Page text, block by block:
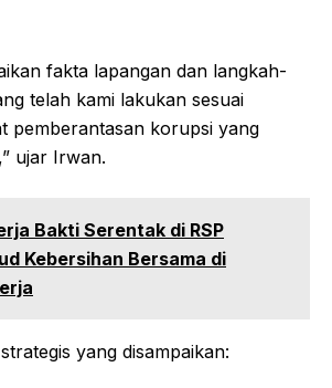
fakta lapangan dan langkah-
telah kami lakukan sesuai
pemberantasan korupsi yang
ujar Irwan.
Bakti Serentak di RSP
Kebersihan Bersama di
yang disampaikan: